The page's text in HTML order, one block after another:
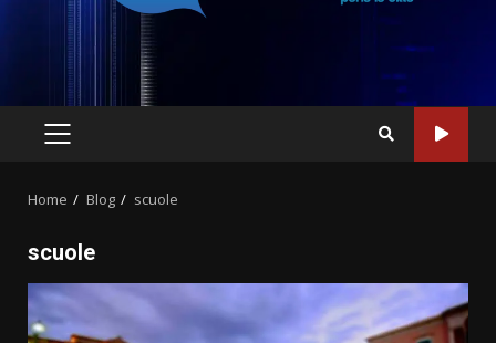
PRIMARY
Home Blog scuole
scuole